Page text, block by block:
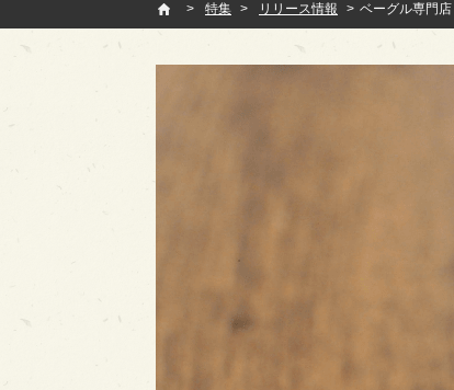
特集
リリース情報 ベーグル専門